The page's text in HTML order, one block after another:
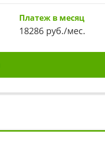
Платеж в месяц
18286руб./мес.